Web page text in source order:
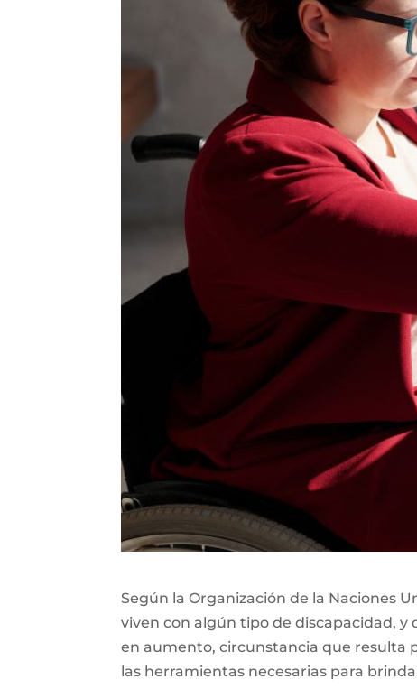
Según la Organización de la Naciones
viven con algún tipo de discapacidad, y
en aumento, circunstancia que resulta
las herramientas necesarias para